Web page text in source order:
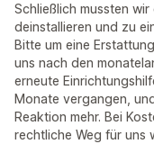
Schließlich mussten
deinstallieren und zu
Bitte um eine
uns nach den
erneute
Monate vergangen,
Reaktion mehr. Bei
rechtliche Weg für uns